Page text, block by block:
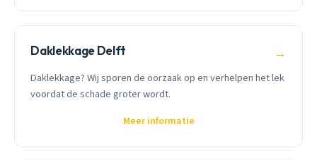
Daklekkage Delft →
Daklekkage? Wij sporen de oorzaak op en verhelpen het lek
voordat de schade groter wordt.
Meer informatie